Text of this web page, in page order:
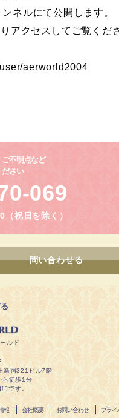
ネルにて公開します。
アクセスしてご覧くだ
aerworld2004
不明点など
ださい
069
祝日を除く）
問い合わせる
ルド
新宿321ビル7階
ら徒歩1分
です。
報 会社概要 お問い合わせ プライ